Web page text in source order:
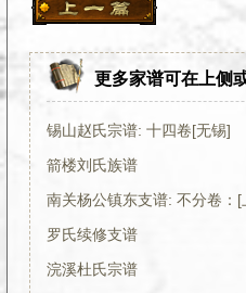
更多家谱可在上侧
锡山赵氏宗谱: 十四卷[无锡]
箭楼刘氏族谱
南关杨公镇东支谱: 不分卷：[
罗氏续修支谱
浣溪杜氏宗谱